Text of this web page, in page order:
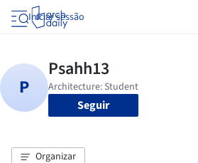
Iniciar sessão
Seguir
Organizar